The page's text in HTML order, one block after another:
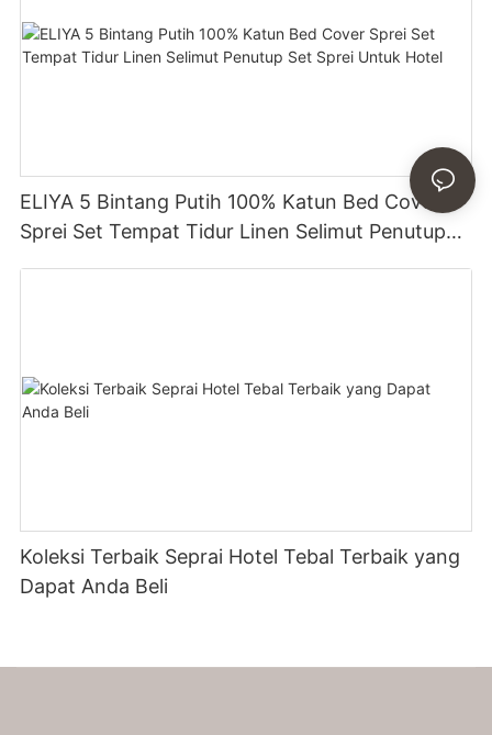
ELIYA 5 Bintang Putih 100% Katun Bed Cover
Sprei Set Tempat Tidur Linen Selimut Penutup
Koleksi Terbaik Seprai Hotel Tebal Terbaik yang
Dapat Anda Beli